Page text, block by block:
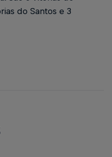
do Santos e 3